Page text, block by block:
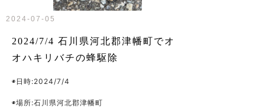
2024-07-05
2024/7/4 石川県河北郡津幡町でオ
オハキリバチの蜂駆除
◉日時:2024/7/4
◉場所:石川県河北郡津幡町